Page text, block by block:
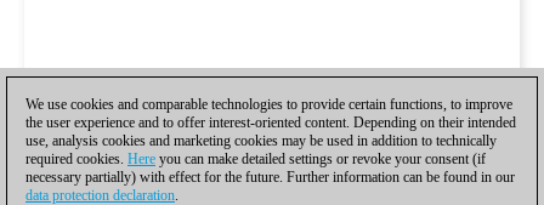
We use cookies and comparable technologies to provide certain functions, to improve
the user experience and to offer interest-oriented content. Depending on their intended
use, analysis cookies and marketing cookies may be used in addition to technically
required cookies. Here you can make detailed settings or revoke your consent (if
necessary partially) with effect for the future. Further information can be found in our
data protection declaration.